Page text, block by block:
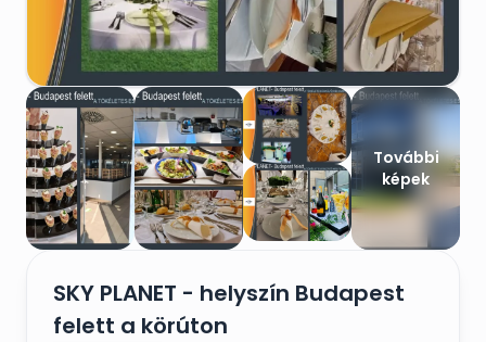
További
képek
SKY PLANET - helyszín Budapest
felett a körúton